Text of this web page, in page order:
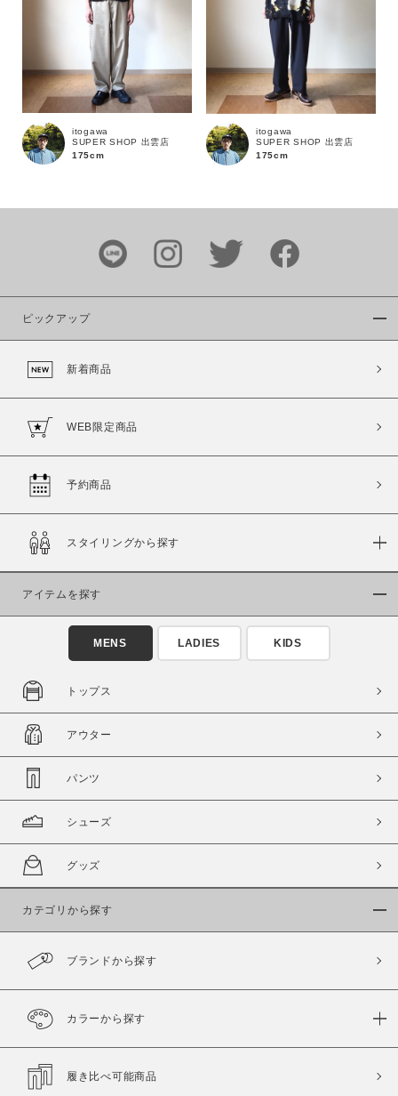
商品タイプ
通常商品 予約商品
在庫あり 在庫なし含む
この条件で絞り込む
itogawa
SUPER SHOP 出雲店
175cm
itogawa
SUPER SHOP 出雲店
175cm
ピックアップ
新着商品
WEB限定商品
予約商品
スタイリングから探す
アイテムを探す
MENS LADIES KIDS
トップス
アウター
パンツ
シューズ
グッズ
カテゴリから探す
ブランドから探す
カラーから探す
履き比べ可能商品